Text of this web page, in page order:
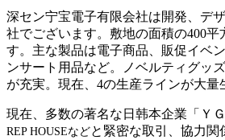
深セン宁宝電子有限会社は開発、デ
社でございます。敷地の面積の400平
す。主な製品は電子商品、販促イベ
ンサート用品など。ノベルティグッ
が充実。現在、4の生産ラインが大量
現在、多数の著名な日韩本企業「Ｙ
REP HOUSEなどと緊密な取引、協力